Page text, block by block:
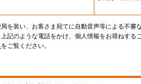
を装い、お客さま宛てに自動音声等による不審
記のような電話をかけ、個人情報をお尋ねする
をご覧ください。